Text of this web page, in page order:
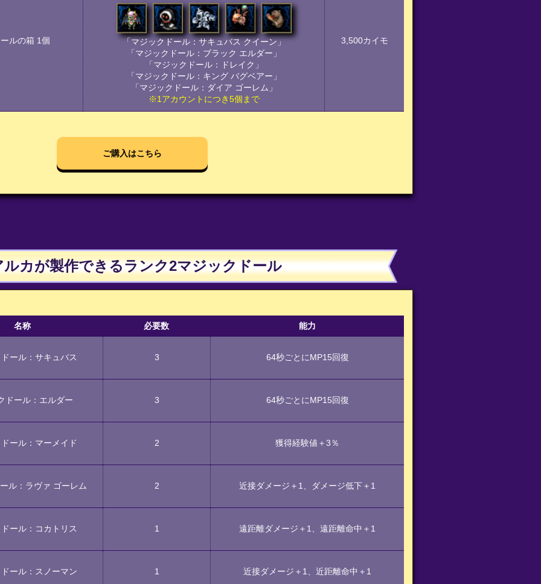
ルの箱 1個
「マジックドール：サキュバス クイーン」
「マジックドール：ブラック エルダー」
「マジックドール：ドレイク」
「マジックドール：キング バグベアー」
「マジックドール：ダイア ゴーレム」
※1アカウントにつき5個まで
3,500カイモ
ご購入はこちら
ルカが製作できるランク2マジックドール
名称 必要数 能力
ール：サキュバス 3 64秒ごとにMP15回復
ドール：エルダー 3 64秒ごとにMP15回復
ール：マーメイド 2 獲得経験値＋3％
ル：ラヴァ ゴーレム 2 近接ダメージ＋1、ダメージ低下＋1
ール：コカトリス 1 遠距離ダメージ＋1、遠距離命中＋1
ール：スノーマン 1 近接ダメージ＋1、近距離命中＋1